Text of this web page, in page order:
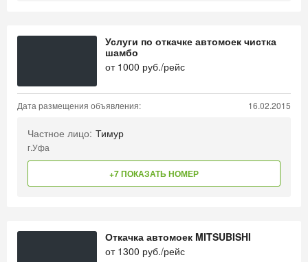
Услуги по откачке автомоек чистка
шамбо
от 1000 руб./рейс
Дата размещения объявления: 16.02.2015
Частное лицо: Тимур
г.Уфа
+7 ПОКАЗАТЬ НОМЕР
Откачка автомоек MITSUBISHI
от 1300 руб./рейс